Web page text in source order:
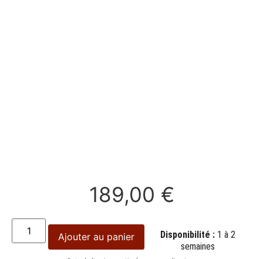
189,00 €
Ajouter au panier Disponibilité : 1 à 2
semaines